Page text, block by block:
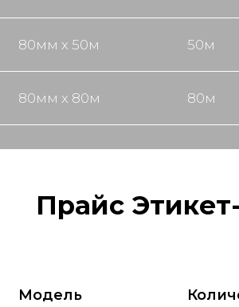
80мм х 50м 50м
80мм х 80м 80м
Прайс
Модель